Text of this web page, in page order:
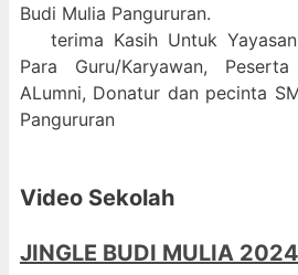
Budi Mulia Pangururan.
terima Kasih Untuk
Para Guru/Karyawan,
ALumni, Donatur dan pecinta
Pangururan
Video Sekolah
JINGLE BUDI MULIA